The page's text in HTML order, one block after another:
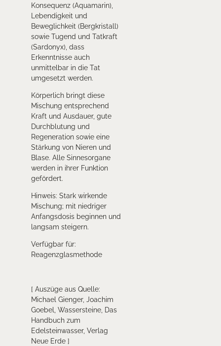
Konsequenz (Aquamarin),
Lebendigkeit und
Beweglichkeit (Bergkristall)
sowie Tugend und Tatkraft
(Sardonyx), dass
Erkenntnisse auch
unmittelbar in die Tat
umgesetzt werden.
Körperlich bringt diese
Mischung entsprechend
Kraft und Ausdauer, gute
Durchblutung und
Regeneration sowie eine
Stärkung von Nieren und
Blase. Alle Sinnesorgane
werden in ihrer Funktion
gefördert.
Hinweis: Stark wirkende
Mischung; mit niedriger
Anfangsdosis beginnen und
langsam steigern.
Verfügbar für:
Reagenzglasmethode
[ Auszüge aus Quelle:
Michael Gienger, Joachim
Goebel, Wassersteine, Das
Handbuch zum
Edelsteinwasser, Verlag
Neue Erde ]